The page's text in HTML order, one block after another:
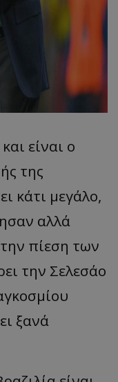
είναι ο
της
κάτι μεγάλο,
αλλά
πίεση των
την Σελεσάο
ξανά